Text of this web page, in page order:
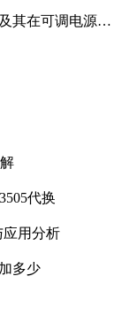
其在可调电源设
代换
应用分析
多少